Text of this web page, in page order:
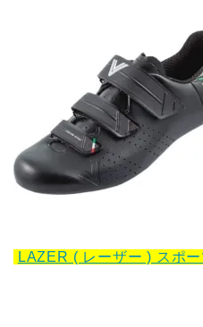
LAZER ( レーザー ) スポ